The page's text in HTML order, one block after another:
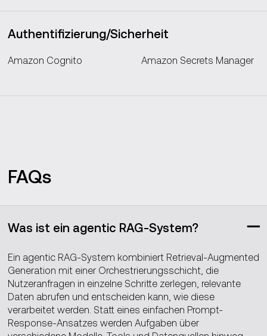
Authentifizierung/Sicherheit
Amazon Cognito Amazon Secrets Manager
FAQs
Was ist ein agentic RAG-System?
Ein agentic RAG-System kombiniert Retrieval-Augmented
Generation mit einer Orchestrierungsschicht, die
Nutzeranfragen in einzelne Schritte zerlegen, relevante
Daten abrufen und entscheiden kann, wie diese
verarbeitet werden. Statt eines einfachen Prompt-
Response-Ansatzes werden Aufgaben über